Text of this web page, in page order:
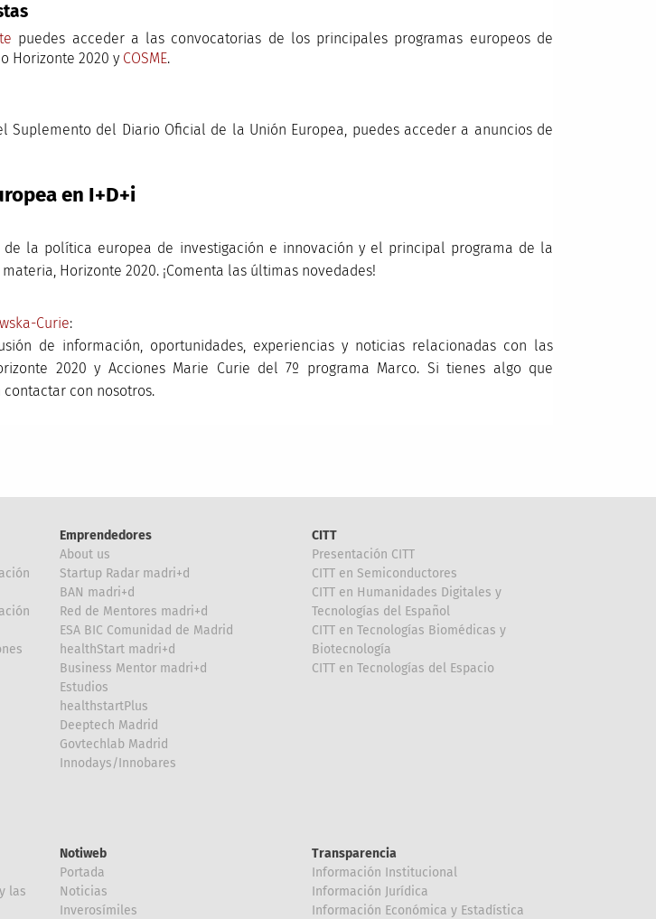
puedes acceder a las convocatorias de los principales programas europeos de
Horizonte 2020 y COSME.
Suplemento del Diario Oficial de la Unión Europea, puedes acceder a anuncios de
en I+D+i
de la política europea de investigación e innovación y el principal programa de la
Horizonte 2020. ¡Comenta las últimas novedades!
Curie:
de información, oportunidades, experiencias y noticias relacionadas con las
2020 y Acciones Marie Curie del 7º programa Marco. Si tienes algo que
con nosotros.
Emprendedores
About us
Startup Radar madri+d
BAN madri+d
Red de Mentores madri+d
ESA BIC Comunidad de Madrid
healthStart madri+d
Business Mentor madri+d
Estudios
healthstartPlus
Deeptech Madrid
Govtechlab Madrid
Innodays/Innobares
CITT
Presentación CITT
CITT en Semiconductores
CITT en Humanidades Digitales y
Tecnologías del Español
CITT en Tecnologías Biomédicas y
Biotecnología
CITT en Tecnologías del Espacio
las
Notiweb
Portada
Noticias
Inverosímiles
Transparencia
Información Institucional
Información Jurídica
Información Económica y Estadística